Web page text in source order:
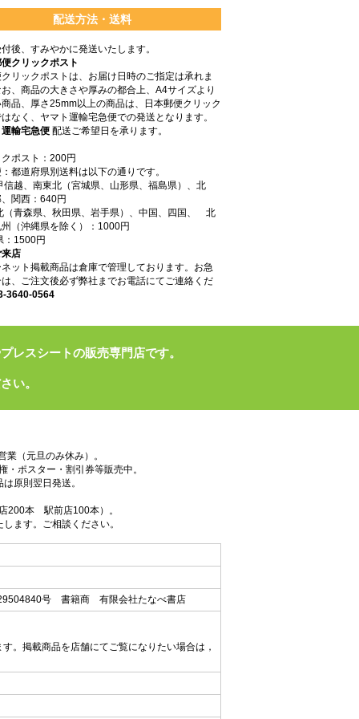
配送方法・送料
後、すみやかに発送いたします。
クリックポスト
リックポストは、お届け日時のご指定は承れま
、商品の大きさや厚みの都合上、A4サイズより
品、厚さ25mm以上の商品は、日本郵便クリック
なく、ヤマト運輸宅急便での発送となります。
輸宅急便 配送ご希望日を承ります。
ポスト：200円
都道府県別送料は以下の通りです。
信越、南東北（宮城県、山形県、福島県）、北
関西：640円
（青森県、秋田県、岩手県）、中国、四国、 北
（沖縄県を除く）：1000円
：1500円
店
ット掲載商品は倉庫で管理しております。お急
、ご注文後必ず弊社までお電話にてご連絡くだ
3640-0564
レスシートの販売専門店です。
い。
（元旦のみ休み）。
ポスター・割引券等販売中。
原則翌日発送。
200本 駅前店100本）。
ます。ご相談ください。
号 書籍商 有限会社たなべ書店
。掲載商品を店舗にてご覧になりたい場合は，